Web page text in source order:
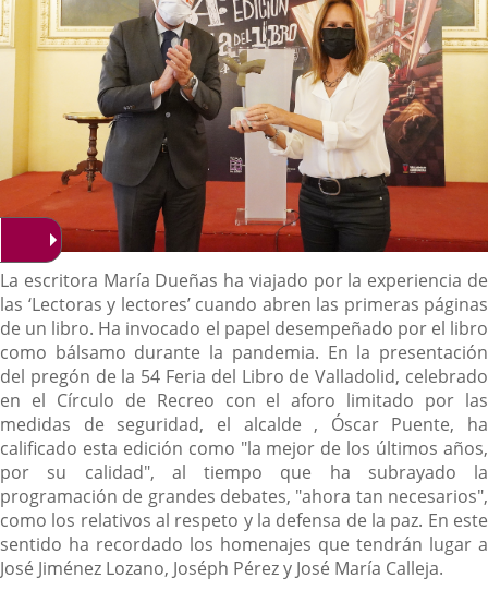
Descripción
La escritora María Dueñas ha viajado por la experiencia de
las ‘Lectoras y lectores’ cuando abren las primeras páginas
de un libro. Ha invocado el papel desempeñado por el libro
como bálsamo durante la pandemia. En la presentación
del pregón de la 54 Feria del Libro de Valladolid, celebrado
en el Círculo de Recreo con el aforo limitado por las
medidas de seguridad, el alcalde , Óscar Puente, ha
calificado esta edición como "la mejor de los últimos años,
por su calidad", al tiempo que ha subrayado la
programación de grandes debates, "ahora tan necesarios",
como los relativos al respeto y la defensa de la paz. En este
sentido ha recordado los homenajes que tendrán lugar a
José Jiménez Lozano, Joséph Pérez y José María Calleja.